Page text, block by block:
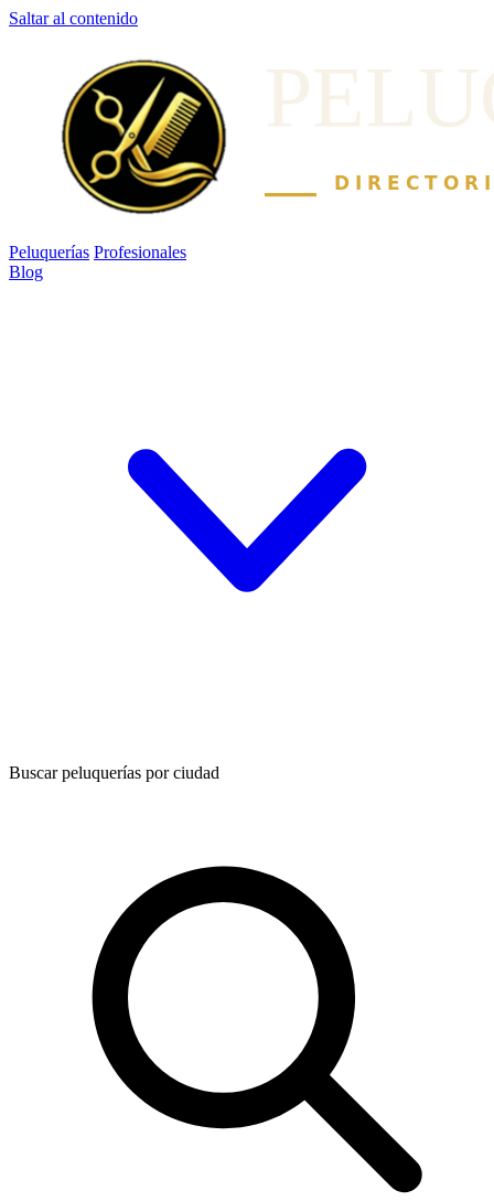
Saltar al contenido
Peluquerías Profesionales
Blog
Buscar peluquerías por ciudad